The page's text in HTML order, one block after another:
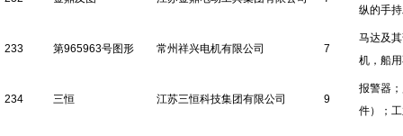
纵的手
233 第965963号图形 常州祥兴电机有限公司 7
马达及
机，船
234 三恒 江苏三恒科技集团有限公司 9
报警器
件）；